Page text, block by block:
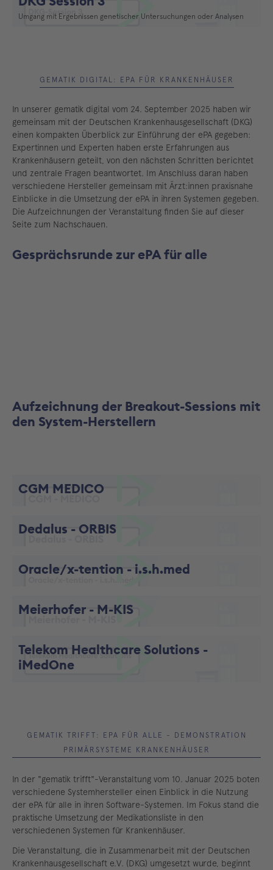
Umgang mit Ergebnissen genetischer Untersuchungen oder Analysen
GEMATIK DIGITAL: EPA FÜR KRANKENHÄUSER
In unserer gematik digital vom 24. September 2025 haben wir
gemeinsam mit der Deutschen Krankenhausgesellschaft (DKG)
einen kompakten Überblick zur Einführung der ePA gegeben:
Expertinnen und Experten haben erste Erfahrungen aus
Krankenhäusern geteilt, von den nächsten Schritten berichtet
und zentrale Fragen beantwortet. Im Anschluss daran haben
verschiedene Hersteller gemeinsam mit Ärzt:innen praxisnahe
Einblicke in die Umsetzung der ePA in ihren Systemen gegeben.
Die Aufzeichnungen der Veranstaltung finden Sie auf dieser
Seite zum Nachschauen.
Gesprächsrunde zur ePA für alle
Aufzeichnung der Breakout-Sessions mit
den System-Herstellern
CGM MEDICO
Dedalus - ORBIS
Oracle/x-tention - i.s.h.med
Meierhofer - M-KIS
Telekom Healthcare Solutions -
iMedOne
GEMATIK TRIFFT: EPA FÜR ALLE - DEMONSTRATION
PRIMÄRSYSTEME KRANKENHÄUSER
In der "gematik trifft"-Veranstaltung vom 10. Januar 2025 boten
verschiedene Systemhersteller einen Einblick in die Nutzung
der ePA für alle in ihren Software-Systemen. Im Fokus stand die
praktische Umsetzung der Medikationsliste in den
verschiedenen Systemen für Krankenhäuser.
Die Veranstaltung, die in Zusammenarbeit mit der Deutschen
Krankenhausgesellschaft e.V. (DKG) umgesetzt wurde, beginnt